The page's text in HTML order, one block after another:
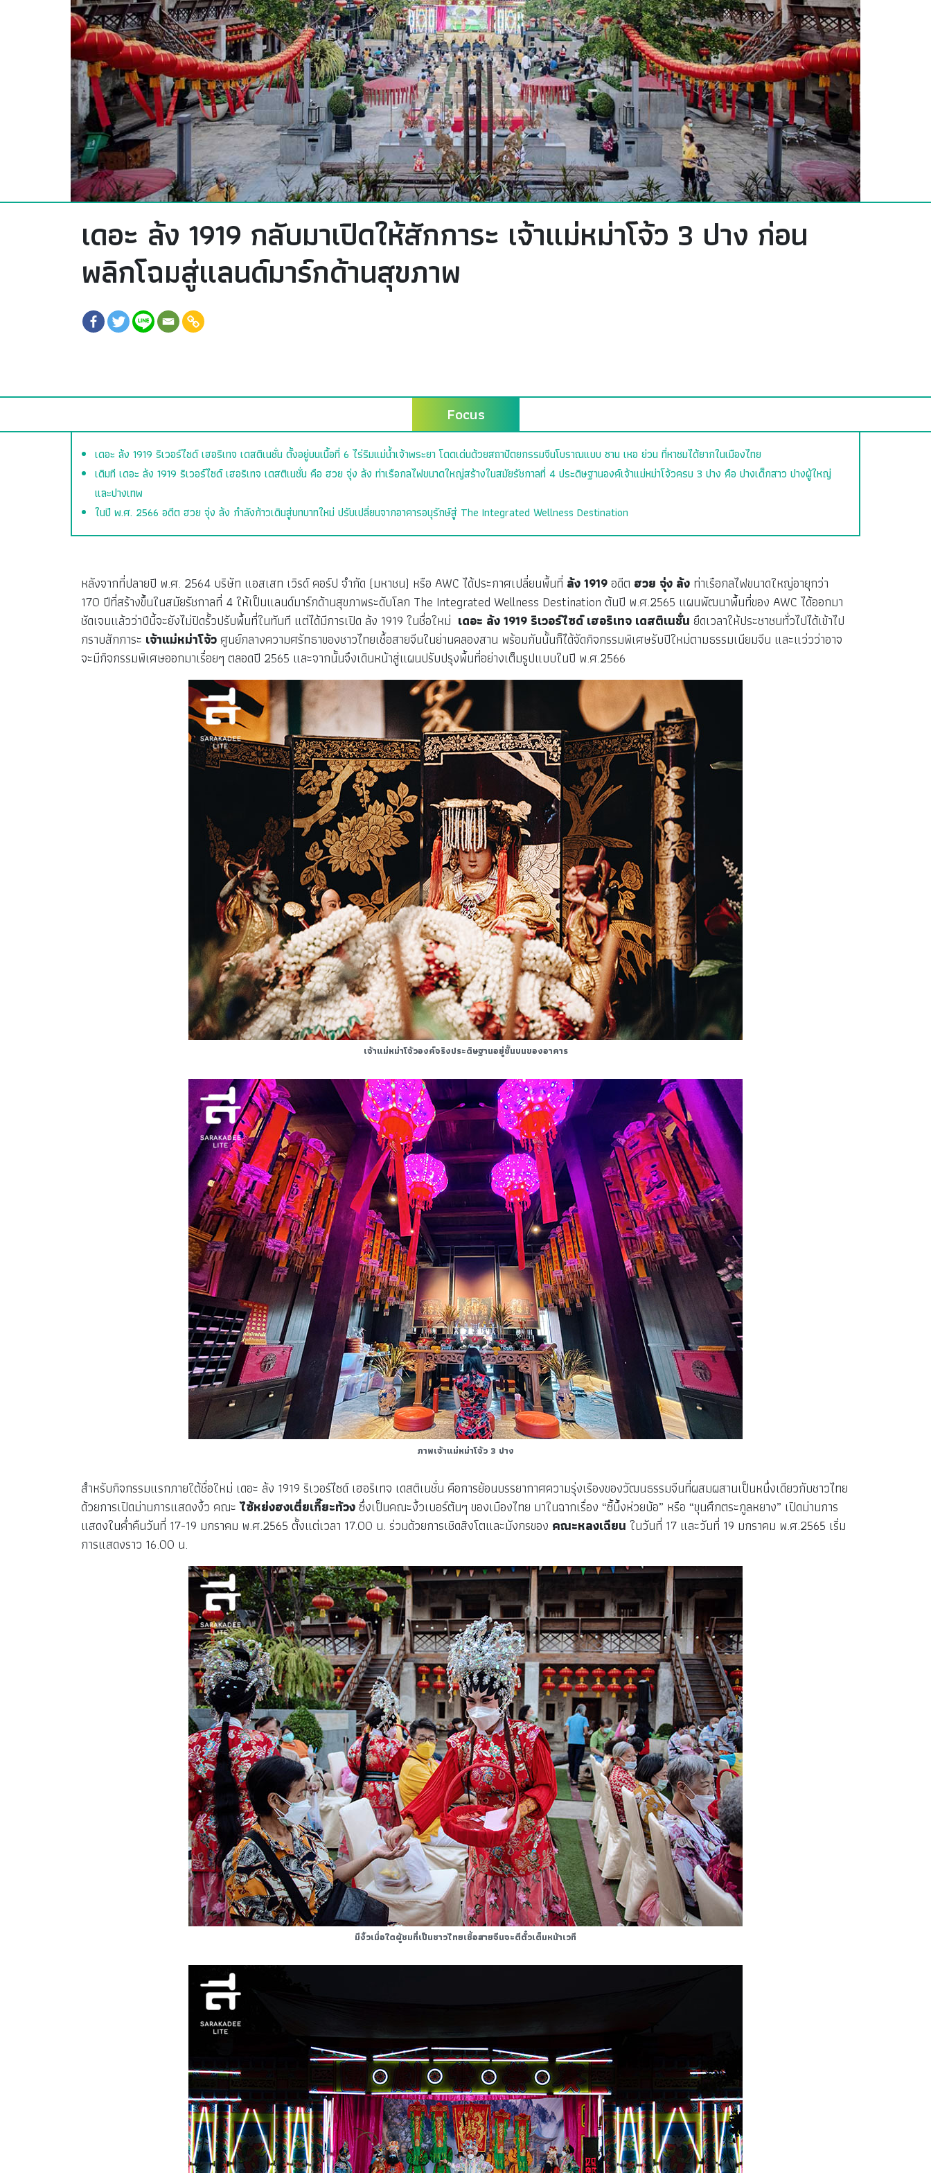
เดอะ ล้ง 1919 กลับมาเปิดให้สักการะ เจ้าแม่หม่าโจ้ว 3 ปาง ก่อน
พลิกโฉมสู่แลนด์มาร์กด้านสุขภาพ
Focus
เดอะ ล้ง 1919 ริเวอร์ไซด์ เฮอริเทจ เดสติเนชั่น ตั้งอยู่บนเนื้อที่ 6 ไร่ริมแม่น้ำเจ้าพระยา โดดเด่นด้วยสถาปัตยกรรมจีนโบราณแบบ ซาน เหอ ย่วน ที่หาชมได้ยากในเมืองไทย
เดิมที เดอะ ล้ง 1919 ริเวอร์ไซด์ เฮอริเทจ เดสติเนชั่น คือ ฮวย จุ่ง ล้ง ท่าเรือกลไฟขนาดใหญ่สร้างในสมัยรัชกาลที่ 4 ประดิษฐานองค์เจ้าแม่หม่าโจ้วครบ 3 ปาง คือ ปางเด็กสาว ปางผู้ใหญ่
และปางเทพ
ในปี พ.ศ. 2566 อดีต ฮวย จุ่ง ล้ง กำลังก้าวเดินสู่บทบาทใหม่ ปรับเปลี่ยนจากอาคารอนุรักษ์สู่ The Integrated Wellness Destination
หลังจากที่ปลายปี พ.ศ. 2564 บริษัท แอสเสท เวิรด์ คอร์ป จำกัด (มหาชน) หรือ AWC ได้ประกาศเปลี่ยนพื้นที่ ล้ง 1919อดีต ฮวย จุ่ง ล้ง ท่าเรือกลไฟขนาดใหญ่อายุกว่า
170 ปีที่สร้างขึ้นในสมัยรัชกาลที่ 4 ให้เป็นแลนด์มาร์กด้านสุขภาพระดับโลก The Integrated Wellness Destination ต้นปี พ.ศ.2565 แผนพัฒนาพื้นที่ของ AWC ได้ออกมา
ชัดเจนแล้วว่าปีนี้จะยังไม่ปิดรั้วปรับพื้นที่ในทันที แต่ได้มีการเปิด ล้ง 1919 ในชื่อใหม่ เดอะ ล้ง 1919 ริเวอร์ไซด์ เฮอริเทจ เดสติเนชั่น ยืดเวลาให้ประชาชนทั่วไปได้เข้าไป
กราบสักการะ เจ้าแม่หม่าโจ้วศูนย์กลางความศรัทธาของชาวไทยเชื้อสายจีนในย่านคลองสาน พร้อมกันนั้นก็ได้จัดกิจกรรมพิเศษรับปีใหม่ตามธรรมเนียมจีน และแว่วว่าอาจ
จะมีกิจกรรมพิเศษออกมาเรื่อยๆ ตลอดปี 2565 และจากนั้นจึงเดินหน้าสู่แผนปรับปรุงพื้นที่อย่างเต็มรูปแบบในปี พ.ศ.2566
เจ้าแม่หม่าโจ้วองค์จริงประดิษฐานอยู่ชั้นบนของอาคาร
ภาพเจ้าแม่หม่าโจ้ว 3 ปาง
สำหรับกิจกรรมแรกภายใต้ชื่อใหม่ เดอะ ล้ง 1919 ริเวอร์ไซด์ เฮอริเทจ เดสติเนชั่น คือการย้อนบรรยากาศความรุ่งเรืองของวัฒนธรรมจีนที่ผสมผสานเป็นหนึ่งเดียวกับชาวไทย
ด้วยการเปิดม่านการแสดงงิ้ว คณะไซ้หย่งฮงเตี่ยเกี๊ยะท้วงซึ่งเป็นคณะงิ้วเบอร์ต้นๆ ของเมืองไทย มาในฉากเรื่อง “ซี้นึ้งห่วยบ้อ” หรือ “ขุนศึกตระกูลหยาง” เปิดม่านการ
แสดงในค่ำคืนวันที่ 17-19 มกราคม พ.ศ.2565 ตั้งแต่เวลา 17.00 น. ร่วมด้วยการเชิดสิงโตและมังกรของ คณะหลงเฉียน ในวันที่ 17 และวันที่ 19 มกราคม พ.ศ.2565 เริ่ม
การแสดงราว 16.00 น.
มีงิ้วเมื่อใดผู้ชมที่เป็นชาวไทยเชื้อสายจีนจะตีตั๋วเต็มหน้าเวที